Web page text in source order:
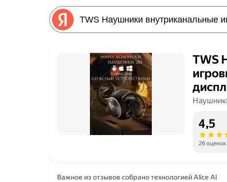
TWS
4,5
26 оценок
Важное из отзывов собрано технологией Alice AI